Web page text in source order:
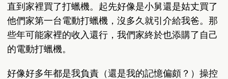
直到家裡買了打蠟機。起先好像是小舅還是姑丈買了
他們家第一台電動打蠟機，沒多久就引介給我爸。那
些年可能家裡的收入還行，我們家終於也添購了自己
的電動打蠟機。
好像好多年都是我負責（還是我的記憶偏頗？）操控